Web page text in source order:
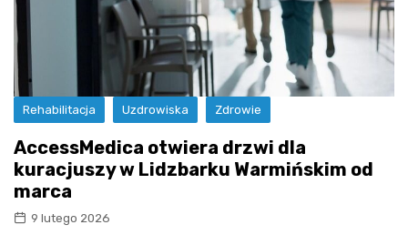
Rehabilitacja Uzdrowiska Zdrowie
AccessMedica otwiera drzwi dla
kuracjuszy w Lidzbarku Warmińskim od
marca
9 lutego 2026